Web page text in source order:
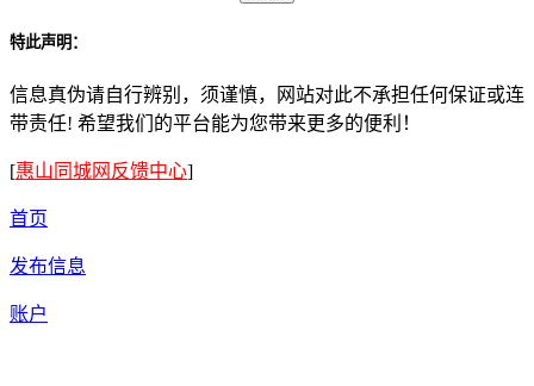
特此声明：
信息真伪请自行辨别，须谨慎，网站对此不承担任何保证或连
带责任! 希望我们的平台能为您带来更多的便利！
[惠山同城网反馈中心]
首页
发布信息
账户